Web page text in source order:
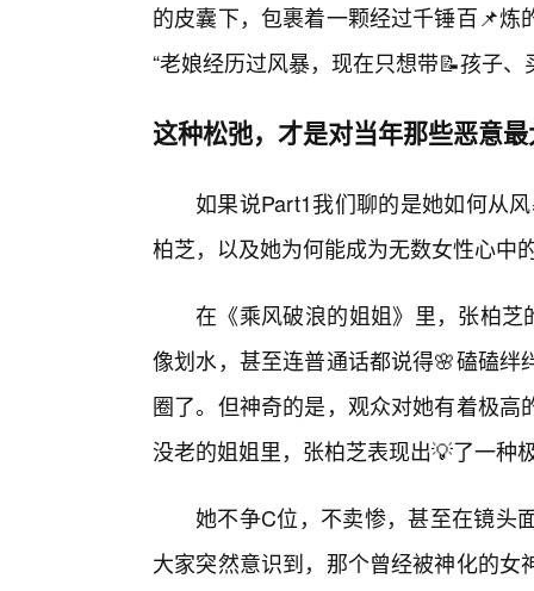
的皮囊下，包裹着一颗经过千锤百📌
“老娘经历过风暴，现在只想带📝孩子
这种松弛，才是对当年那些恶意
如果说Part1我们聊的是她如何从
柏芝，以及她为何能成为无数女性心中
在《乘风破浪的姐姐》里，张柏芝
像划水，甚至连普通话都说得🌸磕磕
圈了。但神奇的是，观众对她有着极
没老的姐姐里，张柏芝表现出💡了一种
她不争C位，不卖惨，甚至在镜头
大家突然意识到，那个曾经被神化的